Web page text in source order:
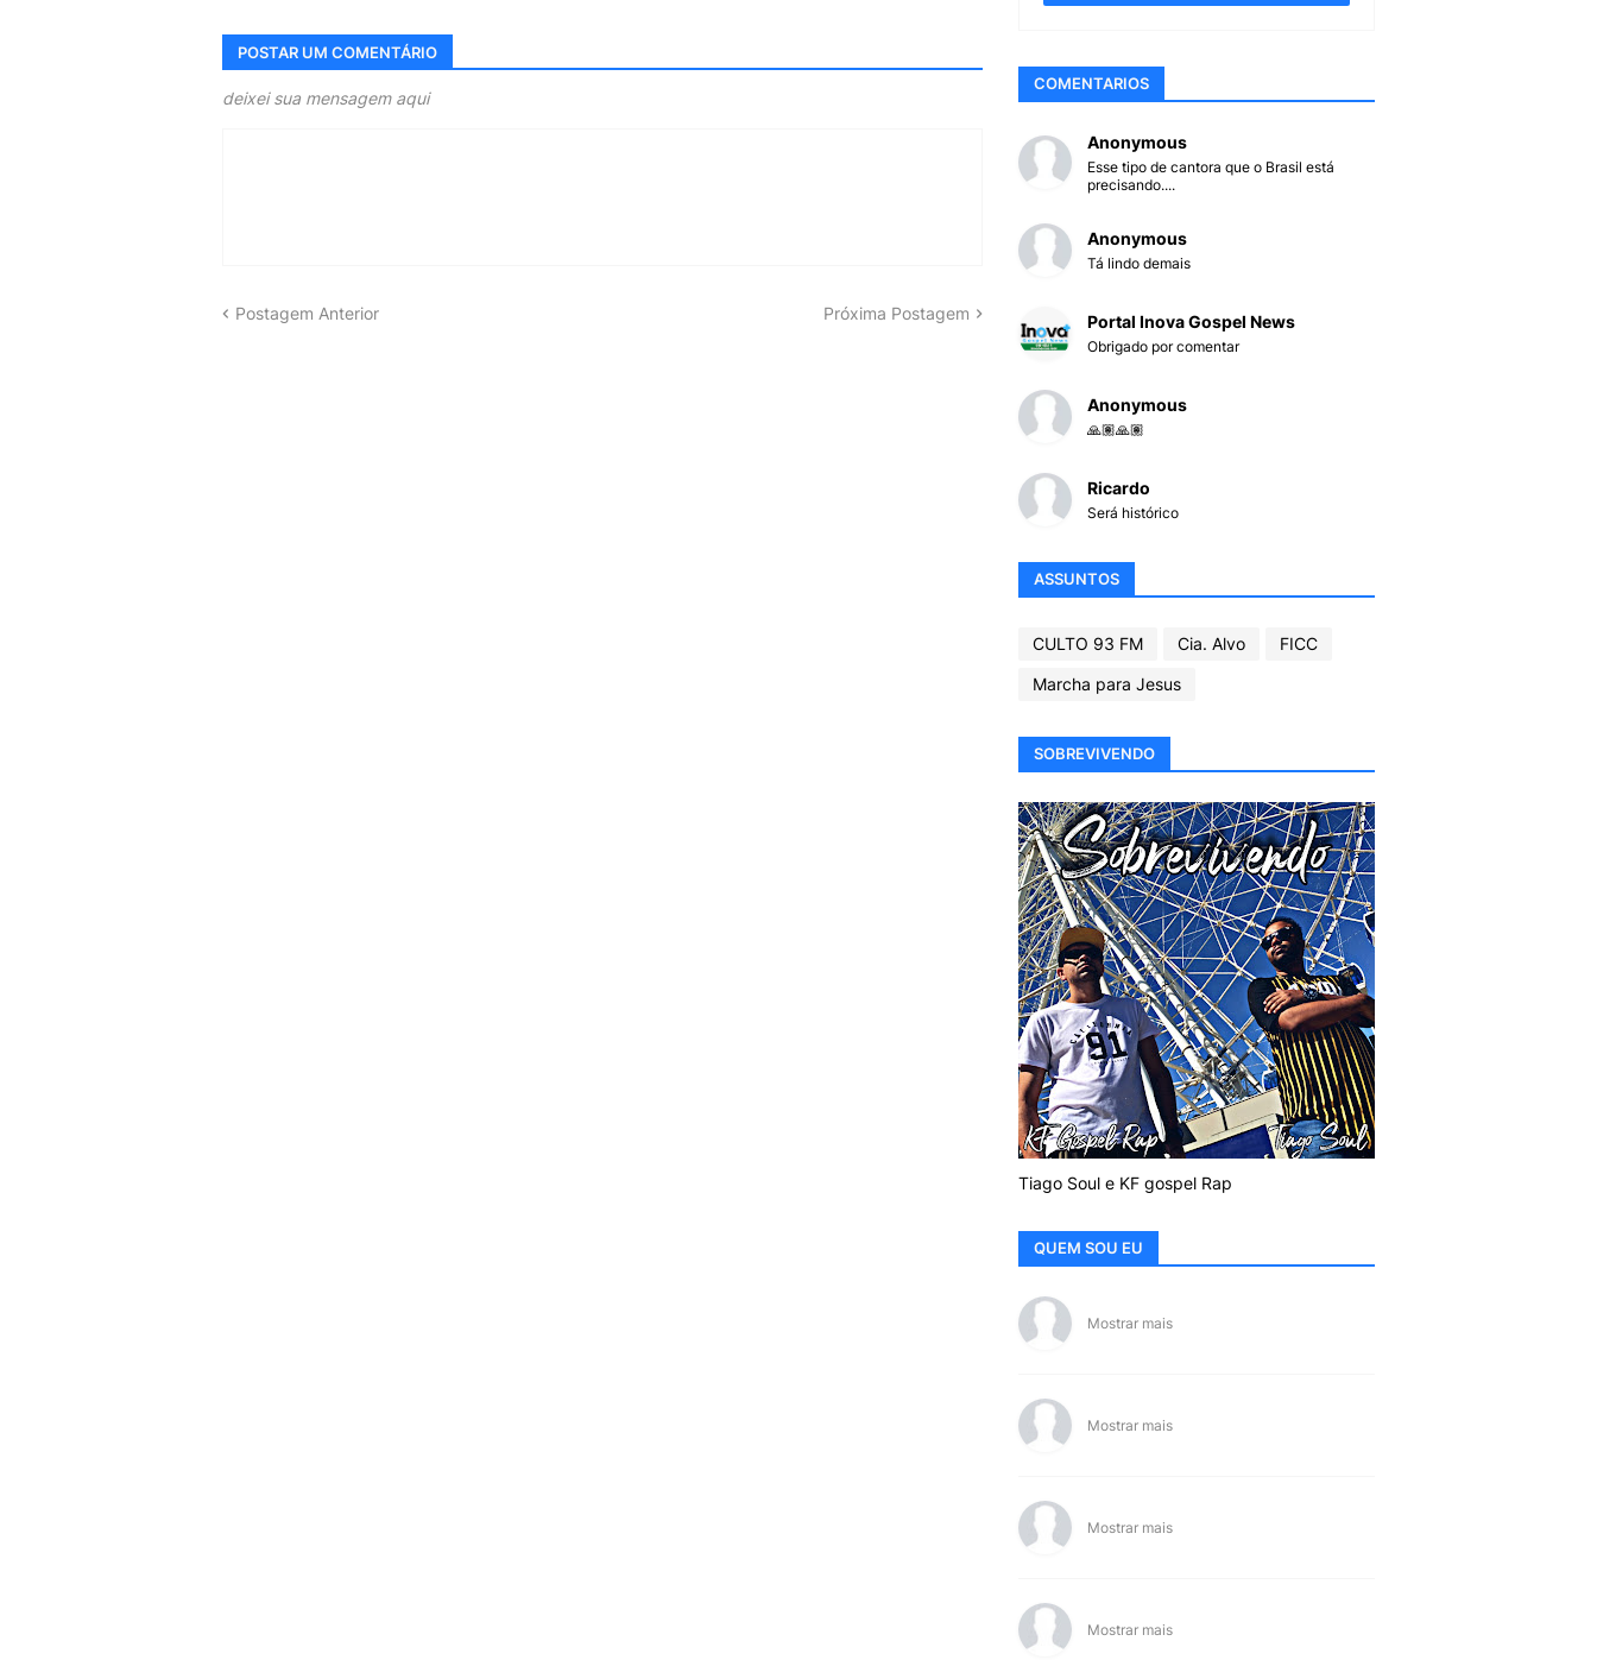
POSTAR UM COMENTÁRIO
deixei sua mensagem aqui
Postagem Anterior Próxima Postagem
COMENTARIOS
Anonymous
Esse tipo de cantora que o Brasil está
precisando....
Anonymous
Tá lindo demais
Portal Inova Gospel News
Obrigado por comentar
Anonymous
🙏🏽🙏🏽
Ricardo
Será histórico
ASSUNTOS
CULTO 93 FM Cia. Alvo
FICC
Marcha para Jesus
SOBREVIVENDO
Tiago Soul e KF gospel Rap
QUEM SOU EU
Mostrar mais
Mostrar mais
Mostrar mais
Mostrar mais